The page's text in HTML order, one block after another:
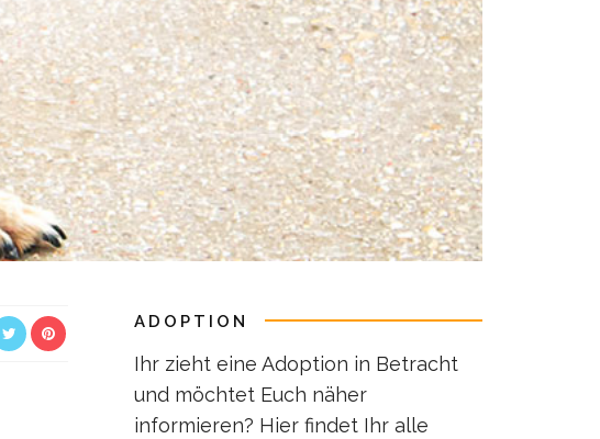
ADOPTION
Ihr zieht eine Adoption in Betracht
und möchtet Euch näher
informieren? Hier findet Ihr alle